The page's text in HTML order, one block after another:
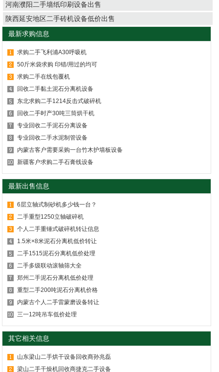
河南濮阳二手墙纸印刷设备出售
陕西延安地区二手砖机设备低价出售
最新求购信息
求购二手飞利浦A30呼吸机
50斤米袋求购 印错/用过的均可
求购二手在线包覆机
回收二手黏土泥石分离机设备
东北求购二手1214反击式破碎机
回收二手时产30吨三筒烘干机
专业回收二手泥石分离设备
专业回收二手水泥制管设备
内蒙古客户需要采购一台竹木护墙板设备
新疆客户求购二手石膏线设备
最新出售信息
6层立轴式制砂机多少钱一台？
二手重型1250立轴破碎机
个人二手重锤式破碎机转让信息
1.5米×8米泥石分离机低价转让
二手1515泥石分离机低价处理
二手多级联动滚轴筛大全
郑州二手泥石分离机低价处理
重型二手200吨泥石分离机价格
内蒙古个人二手雷蒙磨设备转让
三一12吨吊车低价处理
其它相关信息
山东梁山二手烘干设备回收商孙兆磊
梁山二手干燥机回收商捷克二手设备